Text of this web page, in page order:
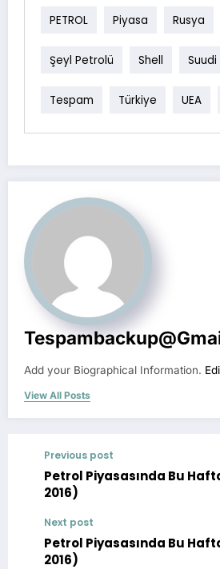
PETROL Piyasa Rusya
Şeyl Petrolü Shell
Tespam Türkiye UEA
Add your Biographical Information.
View All Posts
Previous post
Petrol Piyasasında Bu
2016)
Next post
Petrol Piyasasında Bu
2016)